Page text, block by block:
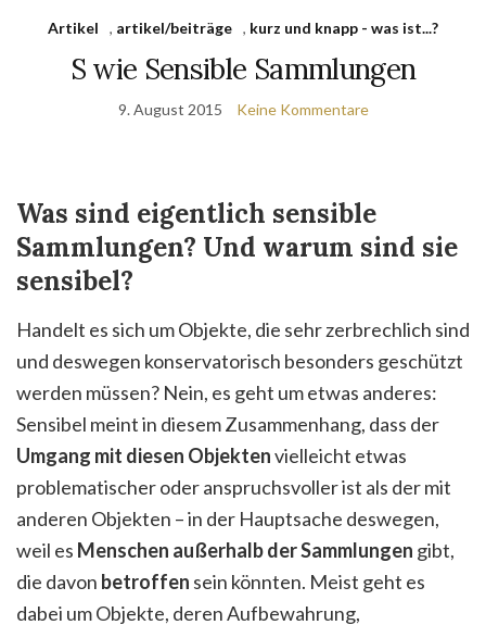
Artikel , artikel/beiträge , kurz und knapp - was ist...?
S wie Sensible Sammlungen
9. August 2015 Keine Kommentare
Was sind eigentlich sensible
Sammlungen? Und warum sind sie
sensibel?
Handelt es sich um Objekte, die sehr zerbrechlich sind
und deswegen konservatorisch besonders geschützt
werden müssen? Nein, es geht um etwas anderes:
Sensibel meint in diesem Zusammenhang, dass der
Umgang mit diesen Objektenvielleicht etwas
problematischer oder anspruchsvoller ist als der mit
anderen Objekten – in der Hauptsache deswegen,
weil es Menschen außerhalb der Sammlungen gibt,
die davon betroffen sein könnten. Meist geht es
dabei um Objekte, deren Aufbewahrung,